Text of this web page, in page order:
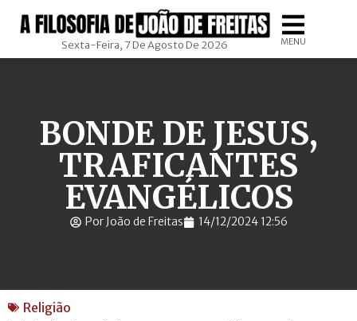
Sexta-Feira, 7 De Agosto De 2026 MENU
BONDE DE JESUS,
TRAFICANTES
EVANGÉLICOS
Por João de Freitas 14/12/2024 12:56
Religião